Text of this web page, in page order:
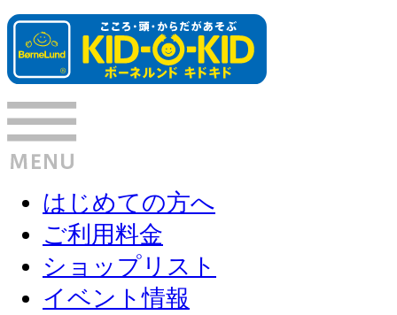
はじめての方へ
ご利用料金
ショップリスト
イベント情報